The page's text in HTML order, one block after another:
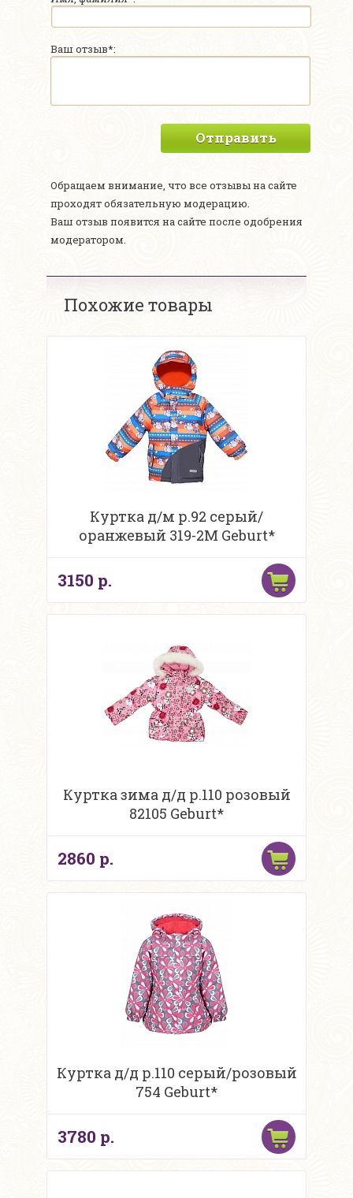
Ваш отзыв*:
Отправить
Обращаем внимание, что все отзывы на сайте
проходят обязательную модерацию.
Ваш отзыв появится на сайте после одобрения
модератором.
Похожие товары
Куртка д/м р.92 серый/
оранжевый 319-2M Geburt*
3150 р.
Куртка зима д/д р.110 розовый
82105 Geburt*
2860 р.
Куртка д/д р.110 серый/розовый
754 Geburt*
3780 р.